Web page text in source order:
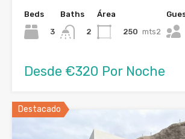
Beds
3
Baths
2
Área
250 mts2
Desde €320 Por Noche
Destacado